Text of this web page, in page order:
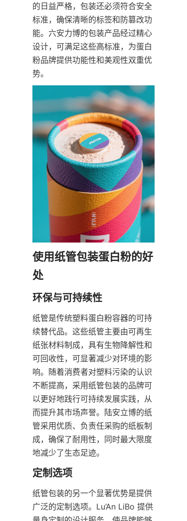
的日益严格，包装还必须符合安全
标准，确保清晰的标签和防篡改功
能。六安力博的包装产品经过精心
设计，可满足这些高标准，为蛋白
粉品牌提供功能性和美观性双重优
势。
使用纸管包装蛋白粉的好
纸管是传统塑料蛋白粉容器的可持
续替代品。这些纸管主要由可再生
纸张材料制成，具有生物降解性和
可回收性，可显著减少对环境的影
响。随着消费者对塑料污染的认识
不断提高，采用纸管包装的品牌可
以更好地践行可持续发展实践，从
而提升其市场声誉。陆安立博的纸
管采用优质、负责任采购的纸板制
成，确保了耐用性，同时最大限度
地减少了生态足迹。
纸管包装的另一个显著优势是提供
广泛的定制选项。Lu’An LiBo 提供